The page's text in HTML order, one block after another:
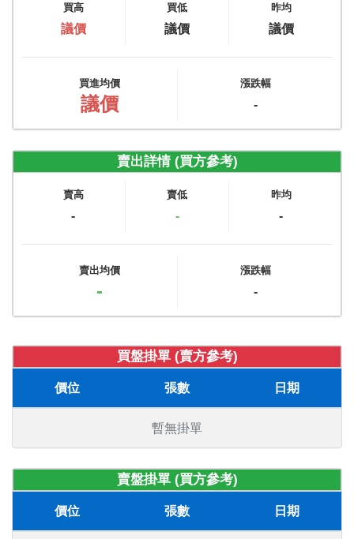
買高
議價
買低
議價
昨均
議價
買進均價
議價
漲跌幅
-
賣出詳情 (買方參考)
賣高
-
賣低
-
昨均
-
賣出均價
-
漲跌幅
-
買盤掛單 (賣方參考)
價位 張數 日期
暫無掛單
賣盤掛單 (買方參考)
價位 張數 日期